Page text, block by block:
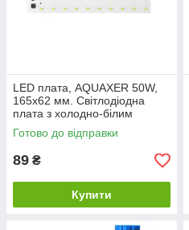
LED плата, AQUAXER 50W,
165x62 мм. Світлодіодна
плата з холодно-білим
спектром освітлення
Готово до відправки
89 ₴
Купити